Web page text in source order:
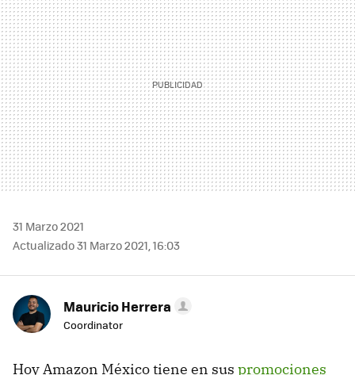
31 Marzo 2021
Actualizado 31 Marzo 2021, 16:03
Mauricio Herrera
Coordinator
Hoy Amazon México tiene en sus promociones